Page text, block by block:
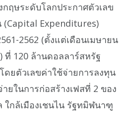
ฤษระดับโลกประกาศตัวเลข
(Capital Expenditures)
2562 (ตั้งแต่เดือนเมษายน
ที่ 120 ล้านดอลลาร์สหรัฐ
ดยตัวเลขค่าใช้จ่ายการลงทุน
ยในการก่อสร้างเฟสที่ 2 ของ
ใกล้เมืองเชนไน รัฐทมิฬนาฑู